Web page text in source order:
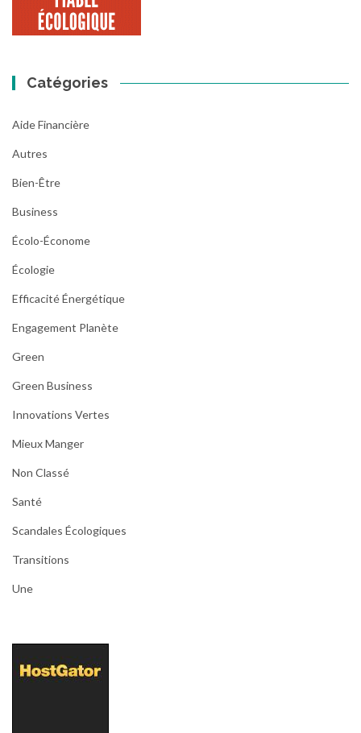
Catégories
Aide Financière
Autres
Bien-Être
Business
Écolo-Économe
Écologie
Efficacité Énergétique
Engagement Planète
Green
Green Business
Innovations Vertes
Mieux Manger
Non Classé
Santé
Scandales Écologiques
Transitions
Une